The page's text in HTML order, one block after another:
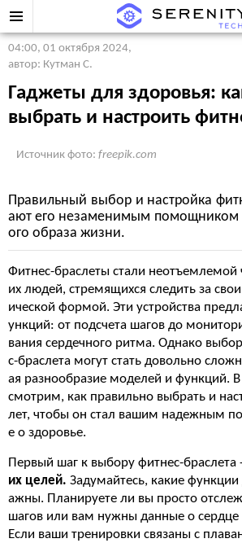
04:00, 01 октября 2024,
автор: Кутман С.
Гаджеты для здоровья:
выбрать и настроить
Источник фото: freepik.com
Правильный выбор и настройка
ают его незаменимым помощником
ого образа жизни.
Фитнес-браслеты стали
их людей, стремящихся следить за
ической формой. Эти устройства
ункций: от подсчета шагов до
вания сердечного ритма. Однако
с-браслета могут стать довольно
ая разнообразие моделей и функций. В
смотрим, как правильно выбрать и
лет, чтобы он стал вашим надежным
е о здоровье.
Первый шаг к выбору фитнес-браслета
их целей. Задумайтесь, какие
ажны. Планируете ли вы просто
шагов или вам нужны данные о сердце
Если ваши тренировки связаны с